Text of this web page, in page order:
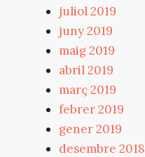
juliol 2019
juny 2019
maig 2019
abril 2019
març 2019
febrer 2019
gener 2019
desembre 2018